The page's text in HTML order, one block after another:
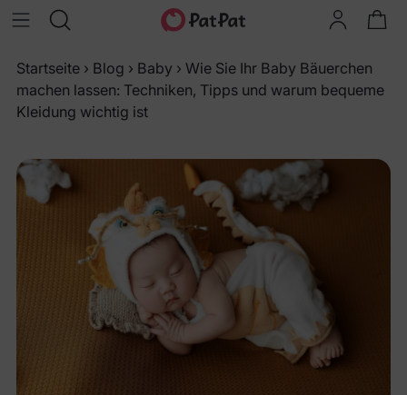
Startseite › Blog › Baby › Wie Sie Ihr Baby Bäuerchen
machen lassen: Techniken, Tipps und warum bequeme
Kleidung wichtig ist